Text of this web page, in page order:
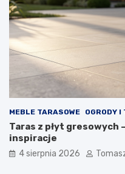
MEBLE TARASOWE OGRODY I
Taras z płyt gresowych
inspiracje
4 sierpnia 2026